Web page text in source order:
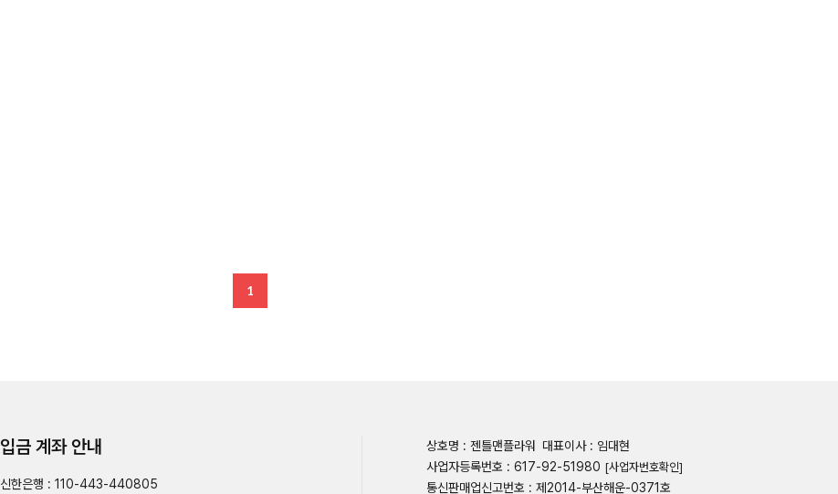
1
입금 계좌 안내
신한은행 : 110-443-440805
상호명 : 젠틀맨플라워 대표이사 : 임대현
사업자등록번호 : 617-92-51980 [사업자번호확인]
통신판매업신고번호 : 제2014-부산해운-0371호